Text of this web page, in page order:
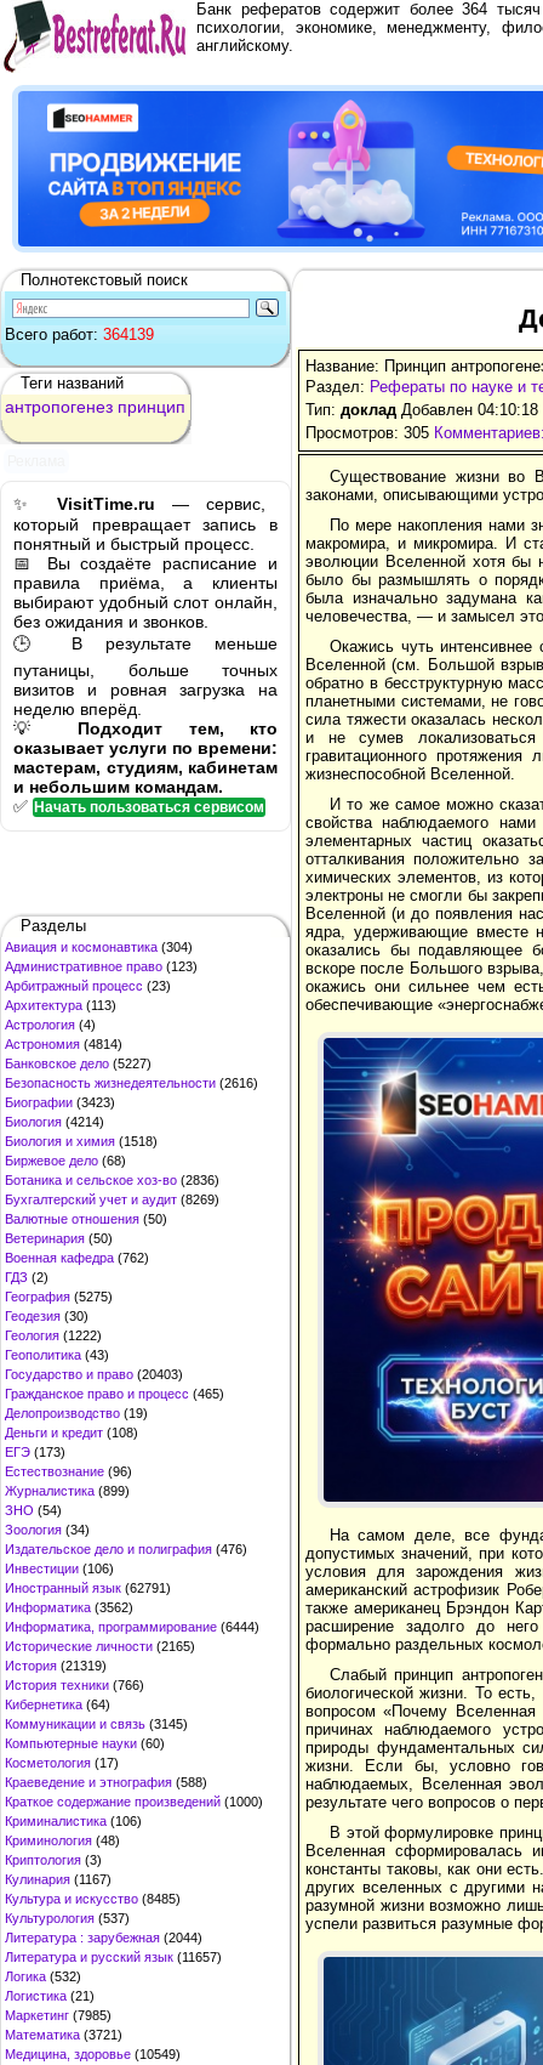
Банк рефератов содержит более 364
психологии, экономике, менеджменту,
английскому.
Полнотекстовый поиск
Всего работ: 364139
Теги названий
антропогенез принцип
✨ VisitTime.ru — сервис,
который превращает запись в
понятный и быстрый процесс.
📅 Вы создаёте расписание и
правила приёма, а клиенты
выбирают удобный слот онлайн,
без ожидания и звонков.
🕒 В результате меньше
путаницы, больше точных
визитов и ровная загрузка на
неделю вперёд.
💡 Подходит тем, кто
оказывает услуги по времени:
мастерам, студиям, кабинетам
и небольшим командам.
✅ Начать пользоваться сервисом
Разделы
Авиация и космонавтика (304)
Административное право (123)
Арбитражный процесс (23)
Архитектура (113)
Астрология (4)
Астрономия (4814)
Банковское дело (5227)
Безопасность жизнедеятельности (2616)
Биографии (3423)
Биология (4214)
Биология и химия (1518)
Биржевое дело (68)
Ботаника и сельское хоз-во (2836)
Бухгалтерский учет и аудит (8269)
Валютные отношения (50)
Ветеринария (50)
Военная кафедра (762)
ГДЗ (2)
География (5275)
Геодезия (30)
Геология (1222)
Геополитика (43)
Государство и право (20403)
Гражданское право и процесс (465)
Делопроизводство (19)
Деньги и кредит (108)
ЕГЭ (173)
Естествознание (96)
Журналистика (899)
ЗНО (54)
Зоология (34)
Издательское дело и полиграфия (476)
Инвестиции (106)
Иностранный язык (62791)
Информатика (3562)
Информатика, программирование (6444)
Исторические личности (2165)
История (21319)
История техники (766)
Кибернетика (64)
Коммуникации и связь (3145)
Компьютерные науки (60)
Косметология (17)
Краеведение и этнография (588)
Краткое содержание произведений (1000)
Криминалистика (106)
Криминология (48)
Криптология (3)
Кулинария (1167)
Культура и искусство (8485)
Культурология (537)
Литература : зарубежная (2044)
Литература и русский язык (11657)
Логика (532)
Логистика (21)
Маркетинг (7985)
Математика (3721)
Медицина, здоровье (10549)
Название: Принцип
Раздел: Рефераты по науке и
Тип: доклад Добавлен
Просмотров: 305
Существование жизни во
законами, описывающими
По мере накопления нами
макромира, и микромира. И
эволюции Вселенной хотя бы
было бы размышлять о
была изначально задумана
человечества, — и замысел
Окажись чуть
Вселенной (см. Большой
обратно в бесструктурную
планетными системами, не
сила тяжести оказалась
и не сумев
гравитационного
жизнеспособной Вселенной.
И то же самое можно
свойства наблюдаемого
элементарных частиц
отталкивания положительно
химических элементов, из
электроны не смогли бы
Вселенной (и до появления
ядра, удерживающие вместе
оказались бы подавляющее
вскоре после Большого
окажись они сильнее чем
обеспечивающие
На самом деле, все
допустимых значений, при
условия для зарождения
американский астрофизик
также американец Брэндон
расширение задолго до
формально раздельных
Слабый принцип
биологической жизни. То
вопросом «Почему
причинах наблюдаемого
природы фундаментальных
жизни. Если бы, условно
наблюдаемых, Вселенная
результате чего вопросов о
В этой формулировке
Вселенная сформировалась
константы таковы, как они
других вселенных с другими
разумной жизни возможно
успели развиться разумные